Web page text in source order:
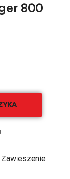
800
Zawieszenie